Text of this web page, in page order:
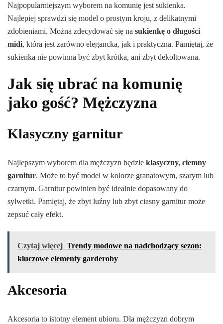
Najpopularniejszym wyborem na komunię jest sukienka.
Najlepiej sprawdzi się model o prostym kroju, z delikatnymi
zdobieniami. Można zdecydować się na sukienkę o długości
midi, która jest zarówno elegancka, jak i praktyczna. Pamiętaj, że
sukienka nie powinna być zbyt krótka, ani zbyt dekoltowana.
Jak się ubrać na komunię
jako gość? Mężczyzna
Klasyczny garnitur
Najlepszym wyborem dla mężczyzn będzie klasyczny, ciemny
garnitur. Może to być model w kolorze granatowym, szarym lub
czarnym. Garnitur powinien być idealnie dopasowany do
sylwetki. Pamiętaj, że zbyt luźny lub zbyt ciasny garnitur może
zepsuć cały efekt.
Czytaj więcej Trendy modowe na nadchodzący sezon:
kluczowe elementy garderoby
Akcesoria
Akcesoria to istotny element ubioru. Dla mężczyzn dobrym